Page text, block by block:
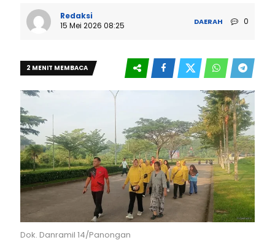
Redaksi
15 Mei 2026 08:25
DAERAH 0
2 MENIT MEMBACA
Dok. Danramil 14/Panongan